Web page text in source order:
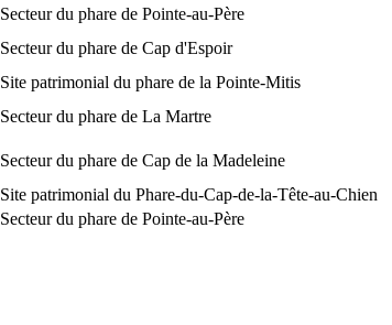
Secteur du phare de Pointe-au-Père
Secteur du phare de Cap d'Espoir
Site patrimonial du phare de la Pointe-Mitis
Secteur du phare de La Martre
Secteur du phare de Cap de la Madeleine
Site patrimonial du Phare-du-Cap-de-la-Tête-au-Chien
Secteur du phare de Pointe-au-Père